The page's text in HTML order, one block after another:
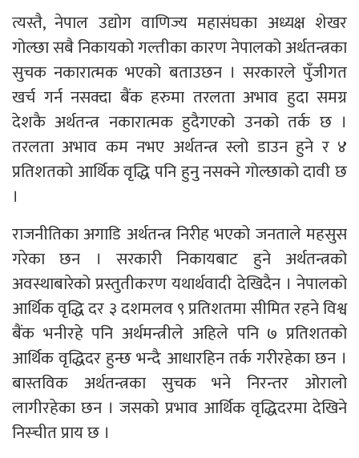
त्यस्तै, नेपाल उद्योग वाणिज्य महासंघका अध्यक्ष शेखर
गोल्छा सबै निकायको गल्तीका कारण नेपालको अर्थतन्त्रका
सुचक नकारात्मक भएको बताउछन । सरकारले पुँजीगत
खर्च गर्न नसक्दा बैंक हरुमा तरलता अभाव हुदा समग्र
देशकै अर्थतन्त्र नकारात्मक हुदैगएको उनको तर्क छ ।
तरलता अभाव कम नभए अर्थतन्त्र स्लो डाउन हुने र ४
प्रतिशतको आर्थिक वृद्धि पनि हुनु नसक्ने गोल्छाको दावी छ
।
राजनीतिका अगाडि अर्थतन्त्र निरीह भएको जनताले महसुस
गरेका छन । सरकारी निकायबाट हुने अर्थतन्त्रको
अवस्थाबारेको प्रस्तुतीकरण यथार्थवादी देखिदैन । नेपालको
आर्थिक वृद्धि दर ३ दशमलव ९ प्रतिशतमा सीमित रहने विश्व
बैंक भनीरहे पनि अर्थमन्त्रीले अहिले पनि ७ प्रतिशतको
आर्थिक वृद्धिदर हुन्छ भन्दै आधारहिन तर्क गरीरहेका छन ।
बास्तविक अर्थतन्त्रका सुचक भने निरन्तर ओरालो
लागीरहेका छन । जसको प्रभाव आर्थिक वृद्धिदरमा देखिने
निस्चीत प्राय छ ।